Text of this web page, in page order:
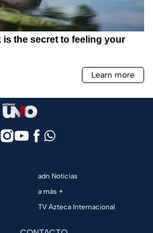
adn Noticias
a más +
TV Azteca Internacional